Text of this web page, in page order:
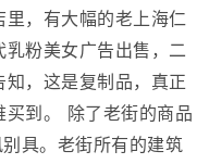
，有大幅的老上海仁
粉美女广告出售，二
，这是复制品，真正
到。 除了老街的商品
具。老街所有的建筑